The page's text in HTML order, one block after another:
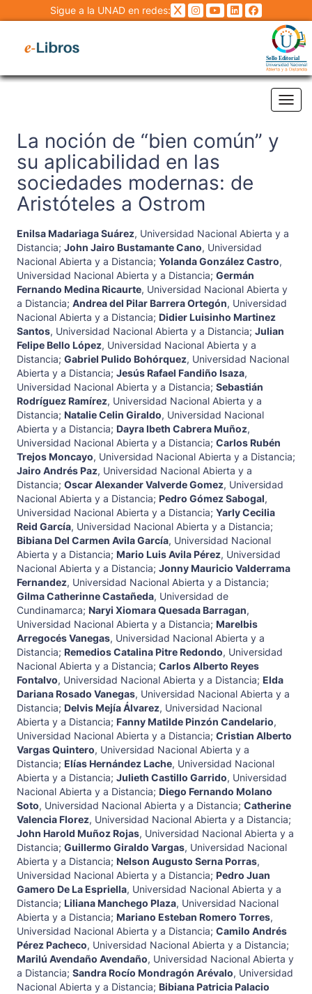
Sigue a la UNAD en redes:
La noción de “bien común” y
su aplicabilidad en las
sociedades modernas: de
Aristóteles a Ostrom
Enilsa Madariaga Suárez, Universidad Nacional Abierta y a
Distancia; John Jairo Bustamante Cano, Universidad
Nacional Abierta y a Distancia; Yolanda González Castro,
Universidad Nacional Abierta y a Distancia; Germán
Fernando Medina Ricaurte, Universidad Nacional Abierta y
a Distancia; Andrea del Pilar Barrera Ortegón, Universidad
Nacional Abierta y a Distancia; Didier Luisinho Martinez
Santos, Universidad Nacional Abierta y a Distancia; Julian
Felipe Bello López, Universidad Nacional Abierta y a
Distancia; Gabriel Pulido Bohórquez, Universidad Nacional
Abierta y a Distancia; Jesús Rafael Fandiño Isaza,
Universidad Nacional Abierta y a Distancia; Sebastián
Rodríguez Ramírez, Universidad Nacional Abierta y a
Distancia; Natalie Celin Giraldo, Universidad Nacional
Abierta y a Distancia; Dayra Ibeth Cabrera Muñoz,
Universidad Nacional Abierta y a Distancia; Carlos Rubén
Trejos Moncayo, Universidad Nacional Abierta y a Distancia;
Jairo Andrés Paz, Universidad Nacional Abierta y a
Distancia; Oscar Alexander Valverde Gomez, Universidad
Nacional Abierta y a Distancia; Pedro Gómez Sabogal,
Universidad Nacional Abierta y a Distancia; Yarly Cecilia
Reid García, Universidad Nacional Abierta y a Distancia;
Bibiana Del Carmen Avila García, Universidad Nacional
Abierta y a Distancia; Mario Luis Avila Pérez, Universidad
Nacional Abierta y a Distancia; Jonny Mauricio Valderrama
Fernandez, Universidad Nacional Abierta y a Distancia;
Gilma Catherinne Castañeda, Universidad de
Cundinamarca; Naryi Xiomara Quesada Barragan,
Universidad Nacional Abierta y a Distancia; Marelbis
Arregocés Vanegas, Universidad Nacional Abierta y a
Distancia; Remedios Catalina Pitre Redondo, Universidad
Nacional Abierta y a Distancia; Carlos Alberto Reyes
Fontalvo, Universidad Nacional Abierta y a Distancia; Elda
Dariana Rosado Vanegas, Universidad Nacional Abierta y a
Distancia; Delvis Mejía Álvarez, Universidad Nacional
Abierta y a Distancia; Fanny Matilde Pinzón Candelario,
Universidad Nacional Abierta y a Distancia; Cristian Alberto
Vargas Quintero, Universidad Nacional Abierta y a
Distancia; Elías Hernández Lache, Universidad Nacional
Abierta y a Distancia; Julieth Castillo Garrido, Universidad
Nacional Abierta y a Distancia; Diego Fernando Molano
Soto, Universidad Nacional Abierta y a Distancia; Catherine
Valencia Florez, Universidad Nacional Abierta y a Distancia;
John Harold Muñoz Rojas, Universidad Nacional Abierta y a
Distancia; Guillermo Giraldo Vargas, Universidad Nacional
Abierta y a Distancia; Nelson Augusto Serna Porras,
Universidad Nacional Abierta y a Distancia; Pedro Juan
Gamero De La Espriella, Universidad Nacional Abierta y a
Distancia; Liliana Manchego Plaza, Universidad Nacional
Abierta y a Distancia; Mariano Esteban Romero Torres,
Universidad Nacional Abierta y a Distancia; Camilo Andrés
Pérez Pacheco, Universidad Nacional Abierta y a Distancia;
Marilú Avendaño Avendaño, Universidad Nacional Abierta y
a Distancia; Sandra Rocío Mondragón Arévalo, Universidad
Nacional Abierta y a Distancia; Bibiana Patricia Palacio